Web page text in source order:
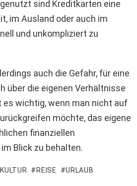
sind Kreditkarten eine
im Ausland oder auch im
und unkompliziert zu
auch die Gefahr, für eine
über die eigenen Verhältnisse
es wichtig, wenn man nicht auf
möchte, das eigene
finanziellen
Blick zu behalten.
KULTUR REISE URLAUB